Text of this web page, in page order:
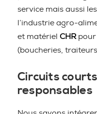
service mais aussi les
l’industrie agro-
et matériel CHR pour
(boucheries,
Circuits
responsables